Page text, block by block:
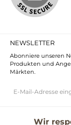
NEWSLETTER
Abonniere unseren
Produkten und
Märkten.
Mail-
Wir